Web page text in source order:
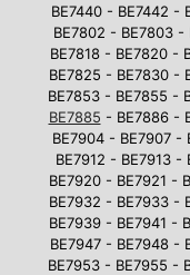
BE7440 - BE7442 -
BE7802 - BE7803 -
BE7818 - BE7820 -
BE7825 - BE7830 -
BE7853 - BE7855 -
BE7885 - BE7886 -
BE7904 - BE7907 -
BE7912 - BE7913 -
BE7920 - BE7921 -
BE7932 - BE7933 -
BE7939 - BE7941 -
BE7947 - BE7948 -
BE7953 - BE7955 -